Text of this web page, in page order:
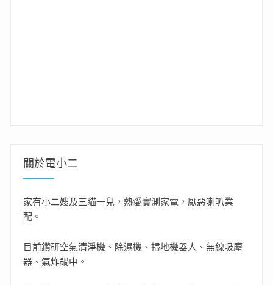
關於電小二
家有小二嫂及三貓一兒，熱愛實測家電，厭惡喇叭業
配。
目前鑽研空氣清淨機、除濕機、掃地機器人、無線吸塵
器、氣炸鍋中。